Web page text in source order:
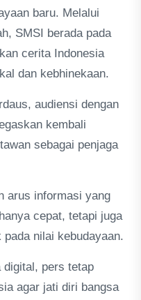
baru. Melalui
SMSI berada pada
cerita Indonesia
dan kebhinekaan.
audiensi dengan
kembali
sebagai penjaga
arus informasi yang
cepat, tetapi juga
nilai kebudayaan.
digital, pers tetap
agar jati diri bangsa